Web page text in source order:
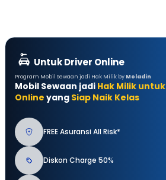
Untuk Driver Online
Program Mobil Sewaan jadi Hak Milik by Moladin
Mobil Sewaan jadi Hak Milik untuk
Online yang Siap Naik Kelas
FREE Asuransi All Risk*
Diskon Charge 50%